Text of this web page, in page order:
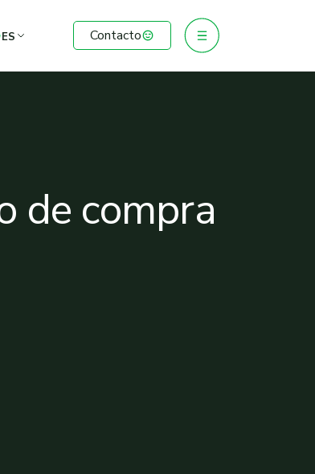
ES Contacto
de compra